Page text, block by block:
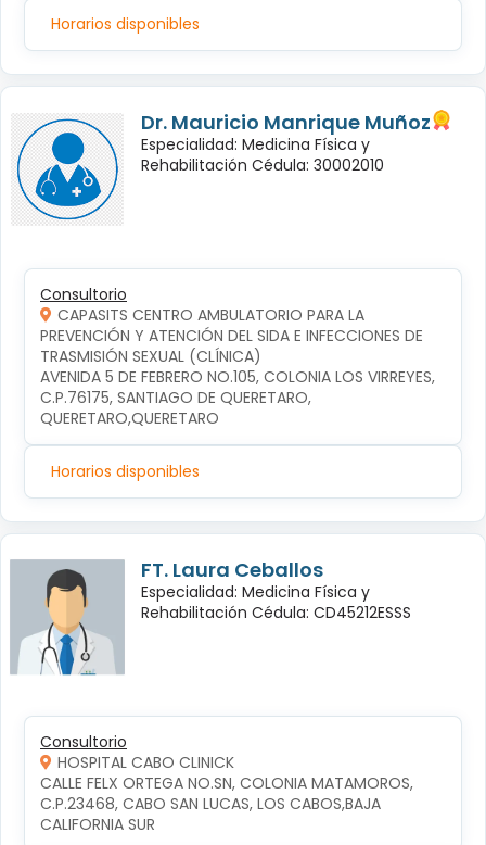
Horarios disponibles
Dr. Mauricio Manrique Muñoz
Especialidad: Medicina Física y
Rehabilitación Cédula: 30002010
Consultorio
CAPASITS CENTRO AMBULATORIO PARA LA
PREVENCIÓN Y ATENCIÓN DEL SIDA E INFECCIONES DE
TRASMISIÓN SEXUAL (CLÍNICA)
AVENIDA 5 DE FEBRERO NO.105, COLONIA LOS VIRREYES,
C.P.76175, SANTIAGO DE QUERETARO,
QUERETARO,QUERETARO
Horarios disponibles
FT. Laura Ceballos
Especialidad: Medicina Física y
Rehabilitación Cédula: CD45212ESSS
Consultorio
HOSPITAL CABO CLINICK
CALLE FELX ORTEGA NO.SN, COLONIA MATAMOROS,
C.P.23468, CABO SAN LUCAS, LOS CABOS,BAJA
CALIFORNIA SUR